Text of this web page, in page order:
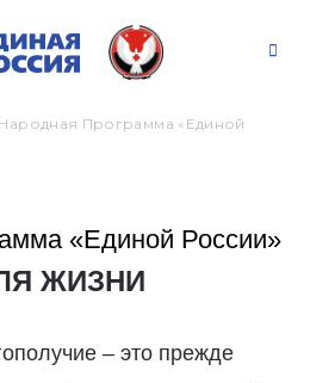
Народная Программа «Единой
«Единой России»
ЖИЗНИ
– это прежде